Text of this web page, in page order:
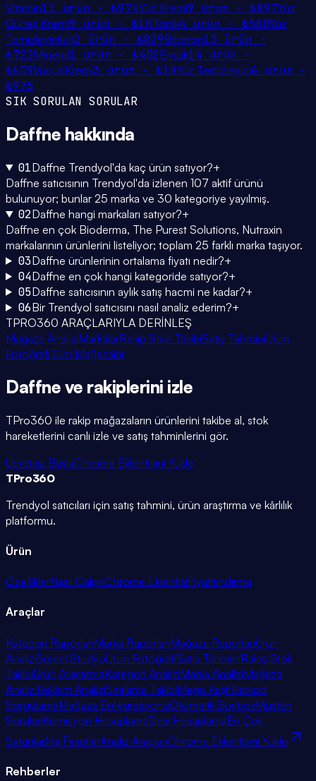
Vitamin11 ürün ·₺974Yüz Kremi9 ürün ·₺897Yüz
Güneş Kremi9 ürün · ₺1KTonik4 ürün · ₺580Yüz
Temizleyicileri2 ürün · ₺829Biberon13 ürün ·
₺722Mineral1 ürün · ₺402Emzik14 ürün ·
₺609Vücut Kremi3 ürün · ₺1KYüz Temizleyici6
ürün ·
₺975
SIK SORULAN SORULAR
Daffne hakkında
01Daffne Trendyol'da kaç ürün satıyor?+
Daffne satıcısının Trendyol'da izlenen 107 aktif ürünü
bulunuyor; bunlar 25 marka ve 30 kategoriye yayılmış.
02Daffne hangi markaları satıyor?+
Daffne en çok Bioderma, The Purest Solutions, Nutraxin
markalarının ürünlerini listeliyor; toplam 25 farklı marka taşıyor.
03Daffne ürünlerinin ortalama fiyatı nedir?+
04Daffne en çok hangi kategoride satıyor?+
05Daffne satıcısının aylık satış hacmi ne kadar?+
06Bir Trendyol satıcısını nasıl analiz ederim?+
TPRO360 ARAÇLARIYLA DERİNLEŞ
Mağaza AnaliziMarkalarRakip Stok TakibiSatış TahminiÜrün
FotoğrafıTüm Mağazalar
Daffne ve rakiplerini izle
TPro360 ile rakip mağazaların ürünlerini takibe al, stok
hareketlerini canlı izle ve satış tahminlerini gör.
Ücretsiz BaşlaChrome Eklentisini Yükle
TPro360
Trendyol satıcıları için satış tahmini, ürün araştırma ve kârlılık
platformu.
Ürün
ÖzelliklerNasıl ÇalışırChrome EklentisiFiyatlandırma
Araçlar
Kategori RaporlarıMarka RaporlarıMağaza RaporlarıÜrün
AnalizGörsel StüdyoÜrün FotoğrafıSatış TahminiRakip Stok
TakibiÜrün AraştırmaKategori AnaliziMarka AnaliziMağaza
AnaliziReklam AnaliziSıralama TakibiMega KeşifBarkod
SorgulamaMağaza EntegrasyonuOtomatik BuyboxMüşteri
SorularıKomisyon HesaplamaDesi HesaplamaEn Çok
SatanlarNiş FırsatlarAnaliz AraçlarıChrome Eklentisini Yükle
Rehberler